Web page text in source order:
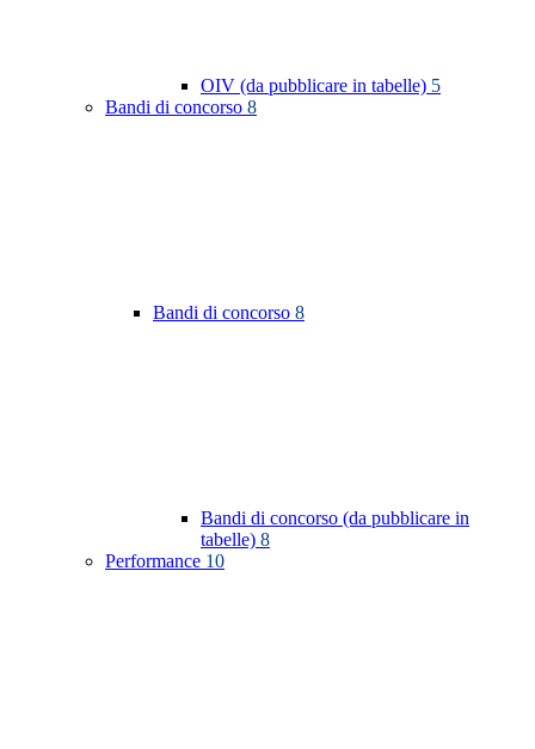
OIV (da pubblicare in tabelle) 5
Bandi di concorso 8
Bandi di concorso 8
Bandi di concorso (da pubblicare in
tabelle) 8
Performance 10